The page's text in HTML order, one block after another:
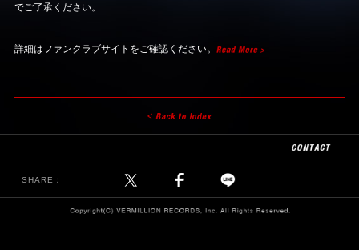
でご了承ください。
詳細はファンクラブサイトをご確認ください。
SHARE：